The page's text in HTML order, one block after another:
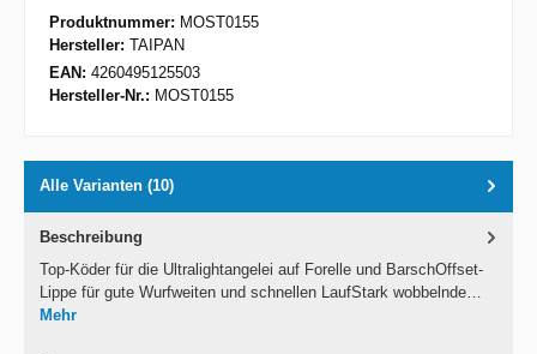
Produktnummer: MOST0155
Hersteller: TAIPAN
EAN: 4260495125503
Hersteller-Nr.: MOST0155
Alle Varianten (10)
Beschreibung
Top-Köder für die Ultralightangelei auf Forelle und BarschOffset-
Lippe für gute Wurfweiten und schnellen LaufStark wobbelnde…
Mehr